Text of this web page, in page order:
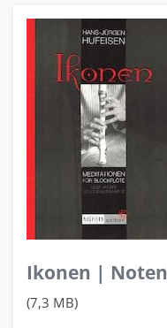
Ikonen |
(7,3 MB)